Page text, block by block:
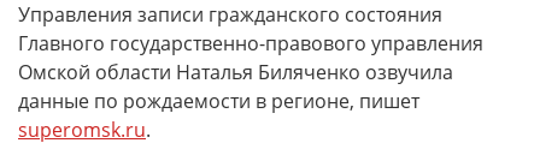
Управления записи гражданского состояния
Главного государственно-правового управления
Омской области Наталья Биляченко озвучила
данные по рождаемости в регионе, пишет
superomsk.ru.